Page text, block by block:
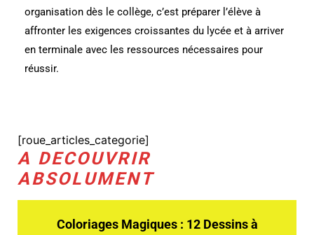
organisation dès le collège, c’est préparer l’élève à
affronter les exigences croissantes du lycée et à arriver
en terminale avec les ressources nécessaires pour
réussir.
[roue_articles_categorie]
A DECOUVRIR
ABSOLUMENT
Coloriages Magiques : 12 Dessins à